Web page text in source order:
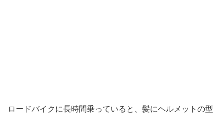
ロードバイクに長時間乗っていると、髪にヘルメットの型